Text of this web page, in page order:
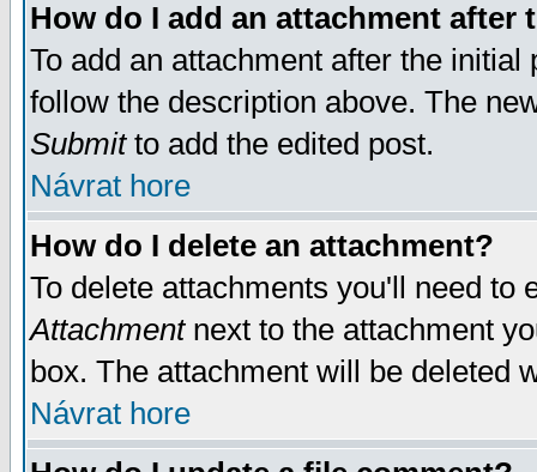
How do I add an attachment after
To add an attachment after the
follow the description above. The
Submitto add the edited post.
Návrat hore
How do I delete an attachment?
To delete attachments you'll need
Attachmentnext to the attachment
box. The attachment will be deleted
Návrat hore